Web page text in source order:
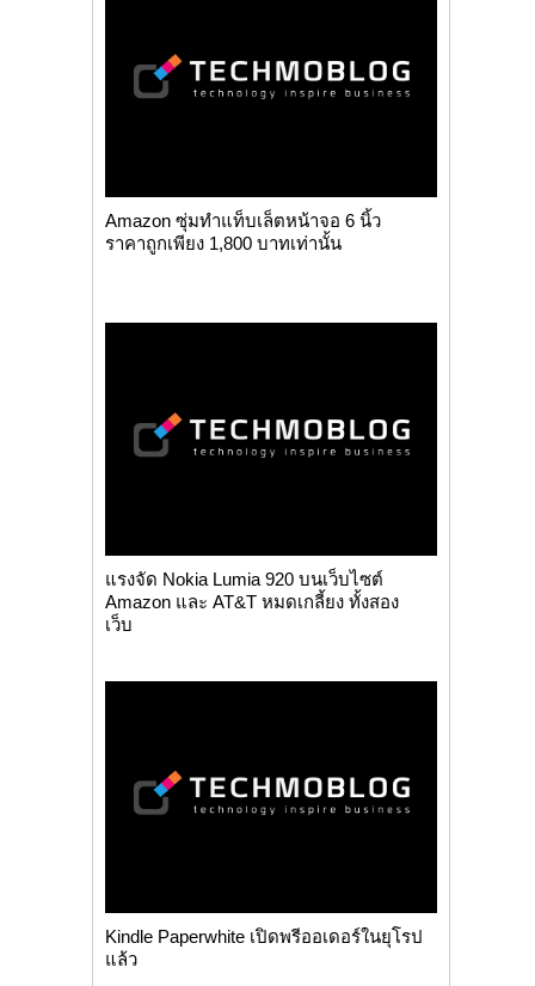
Amazon ซุ่มทำแท็บเล็ตหน้าจอ 6 นิ้ว
ราคาถูกเพียง 1,800 บาทเท่านั้น
แรงจัด Nokia Lumia 920 บนเว็บไซต์
Amazon และ AT&T หมดเกลี้ยง ทั้งสอง
เว็บ
Kindle Paperwhite เปิดพรีออเดอร์ในยุโรป
แล้ว